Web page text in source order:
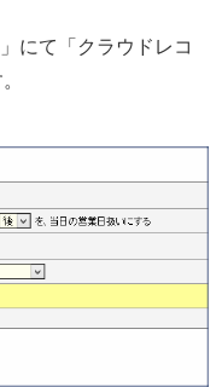
にて「クラウドレコ